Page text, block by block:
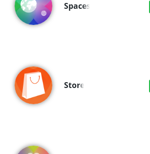
Spaces
Store